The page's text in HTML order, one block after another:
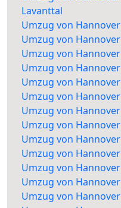
Lavanttal
Umzug von
Umzug von
Umzug von
Umzug von
Umzug von
Umzug von
Umzug von
Umzug von
Umzug von
Umzug von
Umzug von
Umzug von
Umzug von